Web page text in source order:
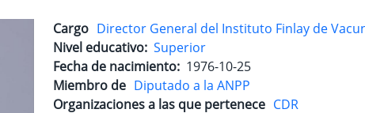
Cargo Director General del Instituto Finlay de
Nivel educativo Superior
Fecha de nacimiento 1976-10-25
Miembro de Diputado a la ANPP
Organizaciones a las que pertenece CDR